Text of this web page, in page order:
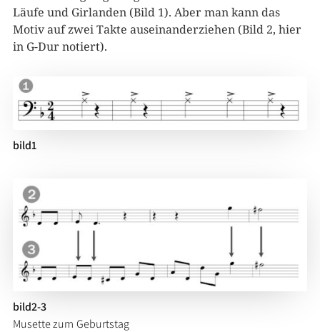
Läufe und Girlanden (Bild 1). Aber man kann das
Motiv auf zwei Takte auseinanderziehen (Bild 2, hier
in G-Dur notiert).
bild1
bild2-3
Musette zum Geburtstag